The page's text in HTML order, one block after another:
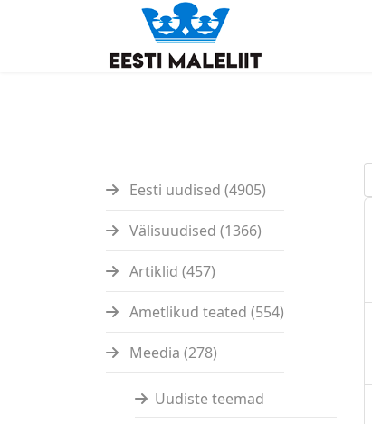
Eesti uudised (4905)
Välisuudised (1366)
Artiklid (457)
Ametlikud teated (554)
Meedia (278)
Uudiste teemad